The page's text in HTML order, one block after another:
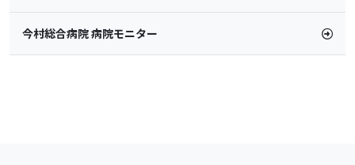
今村総合病院 病院モニター